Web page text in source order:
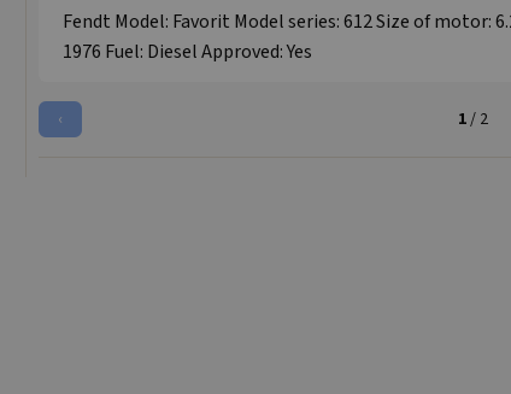
Fendt Model: Favorit Model series: 612 Size of motor:
1976 Fuel: Diesel Approved: Yes
‹ 1/ 2